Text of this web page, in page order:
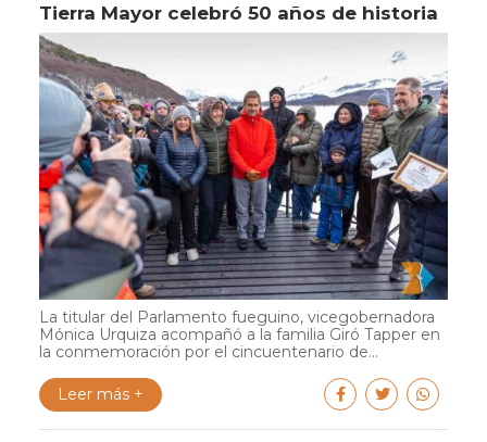
Tierra Mayor celebró 50 años de historia
La titular del Parlamento fueguino, vicegobernadora
Mónica Urquiza acompañó a la familia Giró Tapper en
la conmemoración por el cincuentenario de...
Leer más +